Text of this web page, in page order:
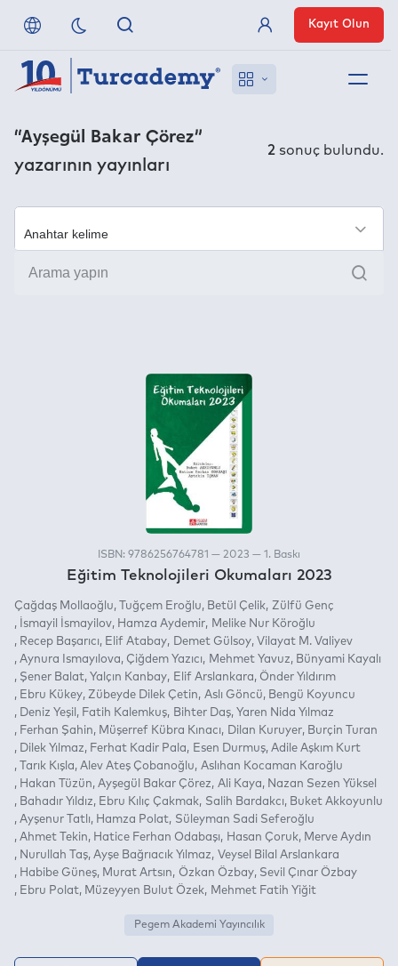
Referanslarımız
Uzaktan Erişim
Nasıl Erişirim
Üye Girişi
Kayıt Olun
“Ayşegül Bakar Çörez”
yazarının yayınları
2 sonuç bulundu.
Ara
ISBN: 9786256764781 — 2023 — 1. Baskı
Eğitim Teknolojileri Okumaları 2023
Çağdaş Mollaoğlu Tuğçem Eroğlu Betül Çelik Zülfü Genç
İsmayil İsmayilov
Hamza Aydemir
Melike Nur Köroğlu
Recep Başarıcı
Elif Atabay Demet Gülsoy Vilayat M. Valiyev
Aynura Ismayılova
Çiğdem Yazıcı Mehmet Yavuz
Bünyami Kayalı
Şener Balat Yalçın Kanbay Elif Arslankara
Önder Yıldırım
Ebru Kükey Zübeyde Dilek Çetin Aslı Göncü
Bengü Koyuncu
Deniz Yeşil
Fatih Kalemkuş Bihter Daş Yaren Nida Yılmaz
Ferhan Şahin
Müşerref Kübra Kınacı Dilan Kuruyer
Burçin Turan
Dilek Yılmaz
Ferhat Kadir Pala Esen Durmuş Adile Aşkım Kurt
Tarık Kışla Alev Ateş Çobanoğlu
Aslıhan Kocaman Karoğlu
Hakan Tüzün Ayşegül Bakar Çörez Ali Kaya
Nazan Sezen Yüksel
Bahadır Yıldız
Ebru Kılıç Çakmak Salih Bardakcı
Buket Akkoyunlu
Ayşenur Tatlı
Hamza Polat
Süleyman Sadi Seferoğlu
Ahmet Tekin
Hatice Ferhan Odabaşı Hasan Çoruk
Merve Aydın
Nurullah Taş Ayşe Bağrıacık Yılmaz
Veysel Bilal Arslankara
Habibe Güneş
Murat Artsın Özkan Özbay Sevil Çınar Özbay
Ebru Polat
Müzeyyen Bulut Özek Mehmet Fatih Yiğit
Pegem Akademi Yayıncılık